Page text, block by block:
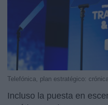
Telefónica, plan estratégico:
Incluso la puesta en